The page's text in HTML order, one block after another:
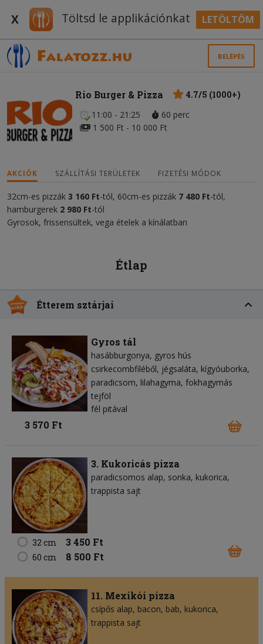
X Töltsd le applikációnkat LETÖLTÖM
BELÉPÉS
Rio Burger & Pizza
4.7/5 (1000+)
11:00 - 21:25
60 perc
1 500 Ft - 10 000 Ft
AKCIÓK SZÁLLÍTÁSI TERÜLETEK FIZETÉSI MÓDOK
32cm-es pizzák 3 160 Ft-tól, 60cm-es pizzák 7 480 Ft-tól,
hamburgerek 2 980 Ft-tól
Gyrosok, frissensültek, vega ételek a kínálatban
Étlap
Étterem sztárjai
Gyros tál
hasábburgonya gyros hús
csirkecombfiléből jégsaláta kígyóuborka
paradicsom lilahagyma fokhagymás
tejföl
fél pitával
3 570 Ft
3. Kukoricás pizza
paradicsomos alap sonka kukorica
trappista sajt
32 cm 3 450 Ft
60 cm 8 500 Ft
11. Mexikói pizza
csípős alap bacon bab kukorica
trappista sajt